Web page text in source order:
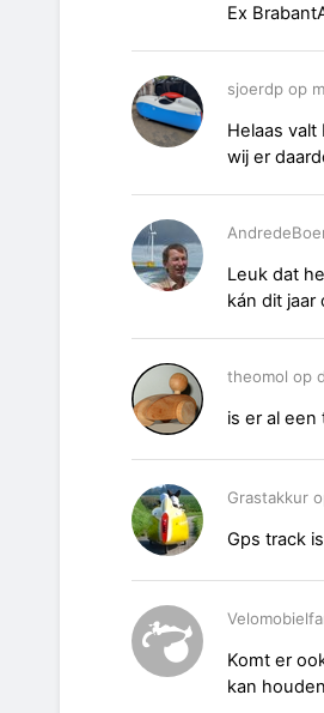
Ex
sjoerdp op
Helaas
wij er
Leuk dat
kán dit jaar
theomol op
is er al een
Grastakkur
Gps track
Komt er
kan